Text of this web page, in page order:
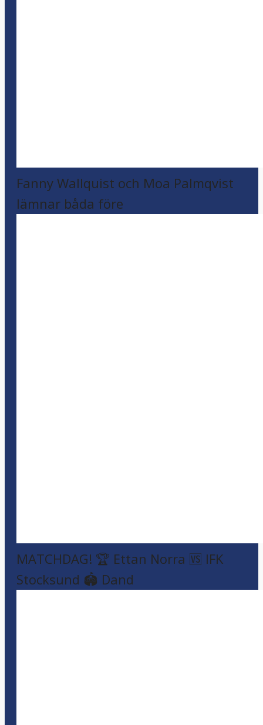
Fanny Wallquist och Moa Palmqvist
lämnar båda före
MATCHDAG! 🏆 Ettan Norra 🆚 IFK
Stocksund 🏟️ Dand